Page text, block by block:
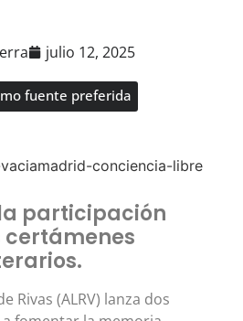
julio 12, 2025
fuente preferida
participación
certámenes
Rivas (ALRV) lanza dos